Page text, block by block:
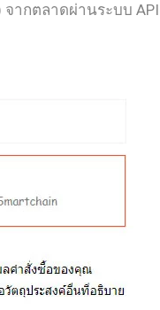
ากตลาดผ่านระบบ